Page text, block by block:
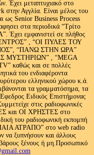
Έχει μεταπτυχιακό στο
στην Αγγλία. Είναι μέλος του
ως Senior Business Process
στα περιοδικά “Τρίτο
εμφανιστεί σε πλήθος
, “ΟΙ ΠΥΛΕΣ ΤΟΥ
“ΠΑΝΩ ΣΤΗΝ ΩΡΑ”
ΜΥΣΤΗΡΙΩΝ” , “MEGA
καθώς και σε πολλές
του ενδιαφέροντα
ελληνικού χώρου κ.ά.
τα γραμματόσημα, τα
Ειδικός Επιστήμονας
στις ραδιοφωνικές
και ΟΙ ΧΡΗΣΤΕΣ στο
του ραδιοφωνική εκπομπή
ΑΤΡΑΠΟ” στο web radio
ξυπνήσουν και άλλους
ξένους ή μη.Προσωπικό